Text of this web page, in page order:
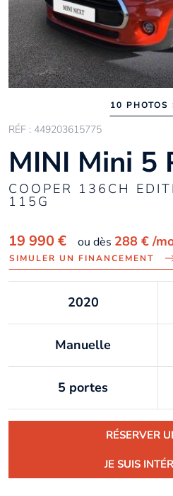
10 PHOTOS
RÉF : 449203615775
MINI Mini 5
COOPER 136CH
115G
19 990 € ou dès 288 € /
SIMULER UN FINANCEMENT
2020
Manuelle
5 portes
RÉSERVER
JE SUIS